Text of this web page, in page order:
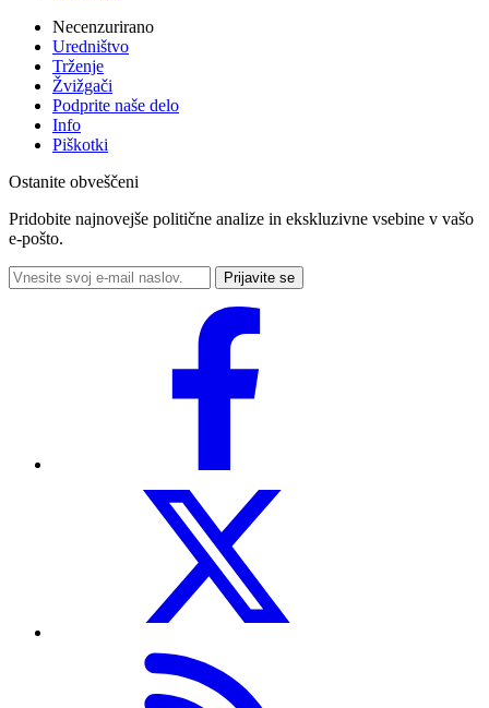
Necenzurirano
Uredništvo
Trženje
Žvižgači
Podprite naše delo
Info
Piškotki
Ostanite obveščeni
Pridobite najnovejše politične analize in ekskluzivne vsebine v vašo
e-pošto.
Prijavite se